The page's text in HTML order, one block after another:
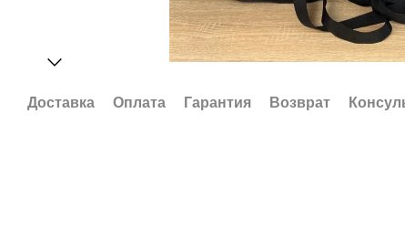
Доставка Оплата Гарантия Возврат